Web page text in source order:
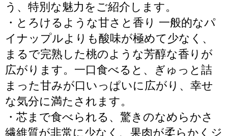
う、特別な魅力をご紹介します。
・とろけるような甘さと香り 一般的なパ
イナップルよりも酸味が極めて少なく、
まるで完熟した桃のような芳醇な香りが
広がります。一口食べると、ぎゅっと詰
まった甘みが口いっぱいに広がり、幸せ
な気分に満たされます。
・芯まで食べられる、驚きのなめらかさ
繊維質が非常に少なく、果肉が柔らかくジ